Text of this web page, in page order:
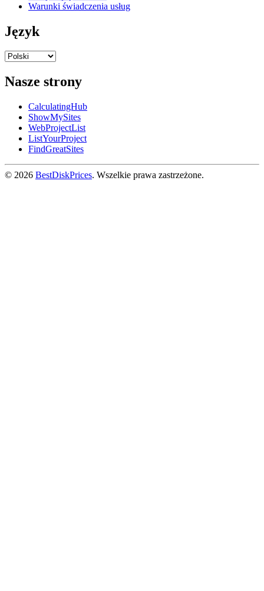
Warunki świadczenia usług
Język
Nasze strony
CalculatingHub
ShowMySites
WebProjectList
ListYourProject
FindGreatSites
© 2026 BestDiskPrices. Wszelkie prawa zastrzeżone.